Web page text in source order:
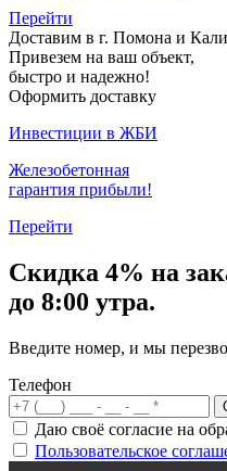
Перейти
Доставим в г. Помона и
Привезем на ваш объект,
быстро и надежно!
Оформить доставку
Инвестиции в ЖБИ
Железобетонная
гарантия прибыли!
Перейти
Скидка 4% на
до 8:00 утра.
Введите номер, и мы
Телефон
Даю своё согласие на
Пользовательское